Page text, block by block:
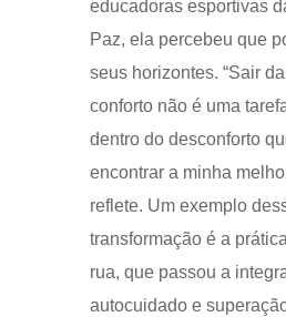
educadoras esportivas
Paz, ela percebeu que
seus horizontes. “Sair
conforto não é uma
dentro do desconforto
encontrar a minha
reflete. Um exemplo
transformação é a
rua, que passou a
autocuidado e